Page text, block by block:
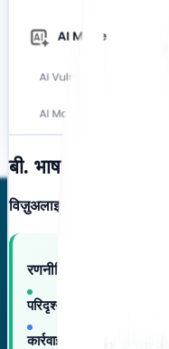
बी. भाषाई
विज़ुअलाइज़ेशन: आपके आगंतुकों
रणनीतिक मूल्य: यह
परिदृश्य: आपने अभी तक अपनी
कार्रवाई: यह मौजूदा मांग को